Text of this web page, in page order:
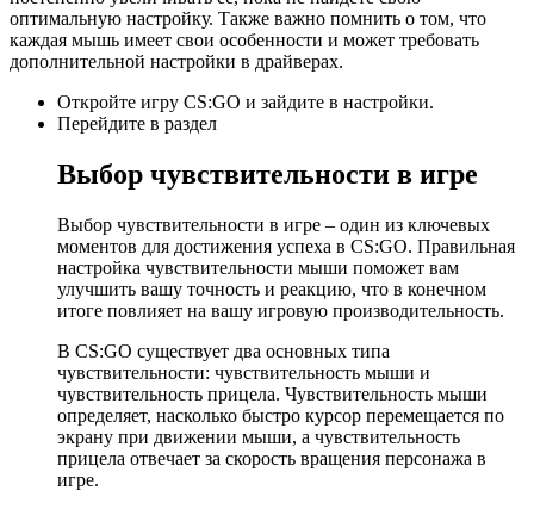
оптимальную настройку. Также важно помнить о том, что
каждая мышь имеет свои особенности и может требовать
дополнительной настройки в драйверах.
Откройте игру CS:GO и зайдите в настройки.
Перейдите в раздел
Выбор чувствительности в игре
Выбор чувствительности в игре – один из ключевых
моментов для достижения успеха в CS:GO. Правильная
настройка чувствительности мыши поможет вам
улучшить вашу точность и реакцию, что в конечном
итоге повлияет на вашу игровую производительность.
В CS:GO существует два основных типа
чувствительности: чувствительность мыши и
чувствительность прицела. Чувствительность мыши
определяет, насколько быстро курсор перемещается по
экрану при движении мыши, а чувствительность
прицела отвечает за скорость вращения персонажа в
игре.